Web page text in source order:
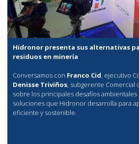
Hidronor presenta sus alternativas
residuos en minería
Conversamos con Franco Cid, ejecutivo
Denisse Triviños, subgerente Comercial
sobre los principales desafíos ambientales
soluciones que Hidronor desarrolla para
eficiente y sostenible.